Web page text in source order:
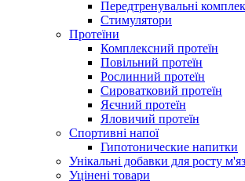
Передтренувальні
Стимулятори
Протеїни
Комплексний протеїн
Повільний протеїн
Рослинний протеїн
Сироватковий протеїн
Яєчний протеїн
Яловичий протеїн
Спортивні напої
Гипотонические напитки
Унікальні добавки для росту
Уцінені товари